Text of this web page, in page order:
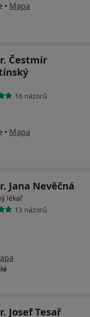
• Mapa
Čestmír
16 názorů
• Mapa
Jana Nevěčná
lékař
13 názorů
Josef Tesař